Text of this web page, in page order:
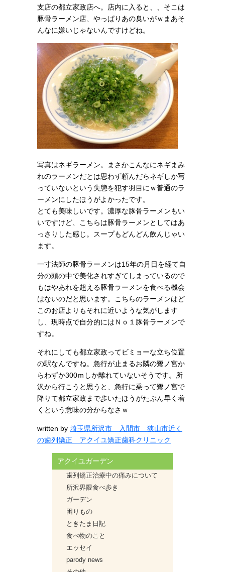
支店の都立家政店へ。店内に入ると、、そこは
豚骨ラーメン店、やっぱりあの臭いがｗまあそ
んなに嫌いじゃないんですけどね。
写真はネギラーメン。まさかこんなにネギまみ
れのラーメンだとは思わず頼んだらネギしか写
っていないという失態を犯す羽目にｗ普通のラ
ーメンにしたほうがよかったです。
とても美味しいです。濃厚な豚骨ラーメンもい
いですけど、こちらは豚骨ラーメンとしてはあ
っさりした感じ。スープもどんどん飲んじゃい
ます。
一寸法師の豚骨ラーメンは15年の月日を経て自
分の頭の中で美化されすぎてしまっているので
もはやあれを超える豚骨ラーメンを食べる機会
はないのだと思います。こちらのラーメンはど
このお店よりもそれに近いような気がします
し、現時点で自分的にはＮｏ１豚骨ラーメンで
すね。
それにしても都立家政ってビミョーな立ち位置
の駅なんですね。急行が止まるお隣の鷺ノ宮か
らわずか300ｍしか離れていないそうです。所
沢から行こうと思うと、急行に乗って鷺ノ宮で
降りて都立家政まで歩いたほうがたぶん早く着
くという意味の分からなさｗ
written by 埼玉県所沢市 入間市 狭山市近く
の歯列矯正 アクイユ矯正歯科クリニック
アクイユガーデン
歯列矯正治療中の痛みについて
所沢界隈食べ歩き
ガーデン
困りもの
ときたま日記
食べ物のこと
エッセイ
parody news